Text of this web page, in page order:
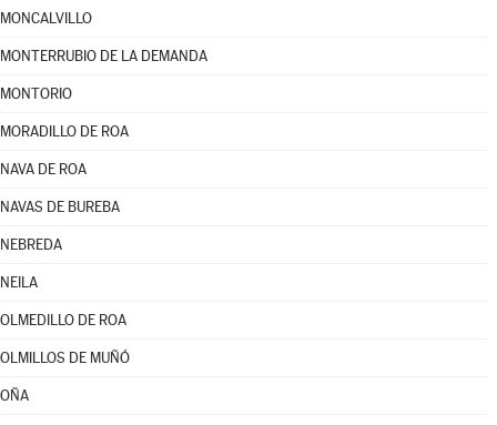
MONCALVILLO
MONTERRUBIO DE LA DEMANDA
MONTORIO
MORADILLO DE ROA
NAVA DE ROA
NAVAS DE BUREBA
NEBREDA
NEILA
OLMEDILLO DE ROA
OLMILLOS DE MUÑÓ
OÑA